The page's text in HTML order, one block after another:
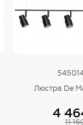
Люстра De
4
11